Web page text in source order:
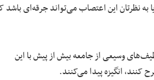
به نظرتان این اعتصاب می‌تواند جرقه‌ای باشد
وسیعی از جامعه بیش از پیش با این
کنند، انگیزه پیدا می‌کنند.